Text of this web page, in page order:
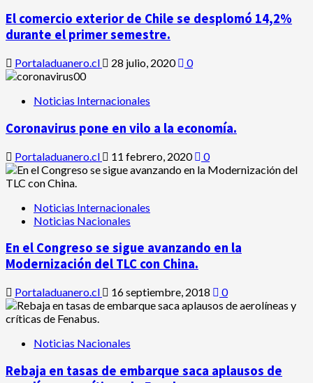
El comercio exterior de Chile se desplomó 14,2%
durante el primer semestre.
Portaladuanero.cl 28 julio, 2020 0
Noticias Internacionales
Coronavirus pone en vilo a la economía.
Portaladuanero.cl 11 febrero, 2020 0
Noticias Internacionales
Noticias Nacionales
En el Congreso se sigue avanzando en la
Modernización del TLC con China.
Portaladuanero.cl 16 septiembre, 2018 0
Noticias Nacionales
Rebaja en tasas de embarque saca aplausos de